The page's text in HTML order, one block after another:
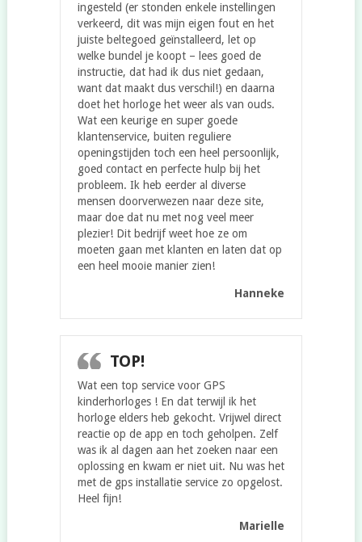
ingesteld (er stonden enkele instellingen
verkeerd, dit was mijn eigen fout en het
juiste beltegoed geïnstalleerd, let op
welke bundel je koopt – lees goed de
instructie, dat had ik dus niet gedaan,
want dat maakt dus verschil!) en daarna
doet het horloge het weer als van ouds.
Wat een keurige en super goede
klantenservice, buiten reguliere
openingstijden toch een heel persoonlijk,
goed contact en perfecte hulp bij het
probleem. Ik heb eerder al diverse
mensen doorverwezen naar deze site,
maar doe dat nu met nog veel meer
plezier! Dit bedrijf weet hoe ze om
moeten gaan met klanten en laten dat op
een heel mooie manier zien!
Hanneke
TOP!
Wat een top service voor GPS
kinderhorloges ! En dat terwijl ik het
horloge elders heb gekocht. Vrijwel direct
reactie op de app en toch geholpen. Zelf
was ik al dagen aan het zoeken naar een
oplossing en kwam er niet uit. Nu was het
met de gps installatie service zo opgelost.
Heel fijn!
Marielle